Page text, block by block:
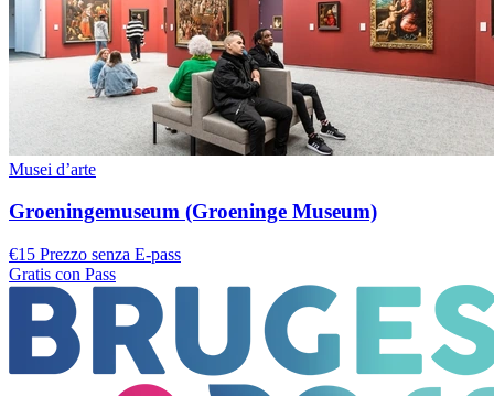
Musei d’arte
Groeningemuseum (Groeninge Museum)
€15 Prezzo senza E-pass
Gratis con Pass